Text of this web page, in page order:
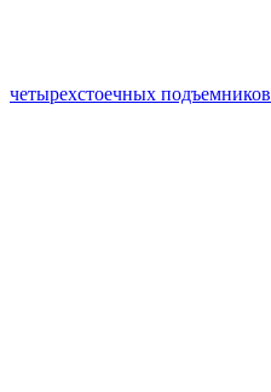
четырехстоечных подъемников